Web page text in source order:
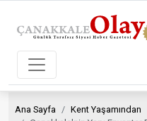
Ana Sayfa
Kent Yaşamından